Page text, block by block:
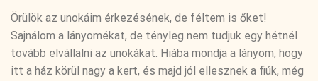
Örülök az unokáim érkezésének, de féltem is őket!
Sajnálom a lányomékat, de tényleg nem tudjuk egy hétnél
tovább elvállalni az unokákat. Hiába mondja a lányom, hogy
itt a ház körül nagy a kert, és majd jól ellesznek a fiúk, még